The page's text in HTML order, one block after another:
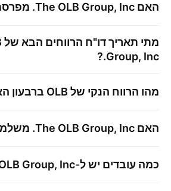
האם The OLB Group, Inc.
מתי תאריך דו"ח הרווחים הבא של
Group, Inc.
?
מהו הרווח הנקי של OLB ברבעון
האם The OLB Group, Inc.
כמה עובדים יש ל-Group, Inc.